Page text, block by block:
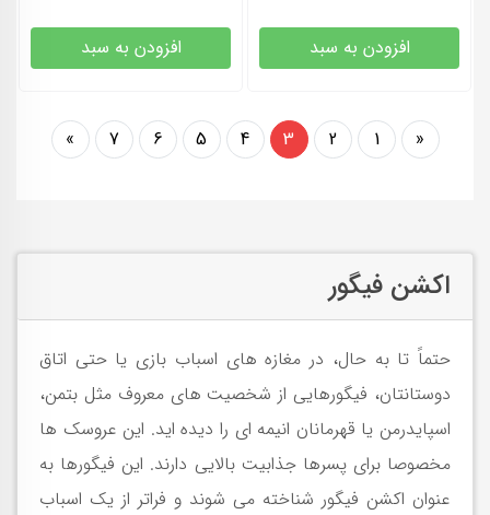
افزودن به سبد افزودن به سبد
«
1
2
3
4
5
6
7
»
اکشن فیگور
حتماً تا به حال، در مغازه های اسباب بازی یا حتی اتاق
دوستانتان، فیگورهایی از شخصیت های معروف مثل بتمن،
اسپایدرمن یا قهرمانان انیمه ای را دیده اید. این عروسک ها
مخصوصا برای پسرها جذابیت بالایی دارند. این فیگورها به
عنوان اکشن فیگور شناخته می شوند و فراتر از یک اسباب